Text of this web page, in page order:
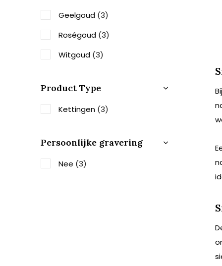
Geelgoud (3)
Roségoud (3)
Witgoud (3)
Product Type
Kettingen (3)
Persoonlijke gravering
Nee (3)